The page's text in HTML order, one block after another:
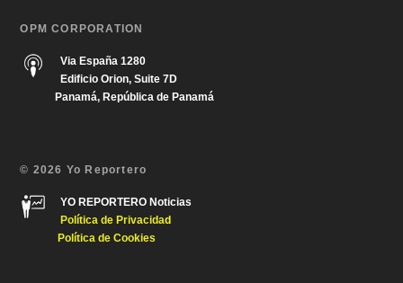
OPM CORPORATION
Via España 1280
Edificio Orion, Suite 7D
Panamá, República de Panamá
© 2026 Yo Reportero
YO REPORTERO Noticias
Política de Privacidad
Política de Cookies